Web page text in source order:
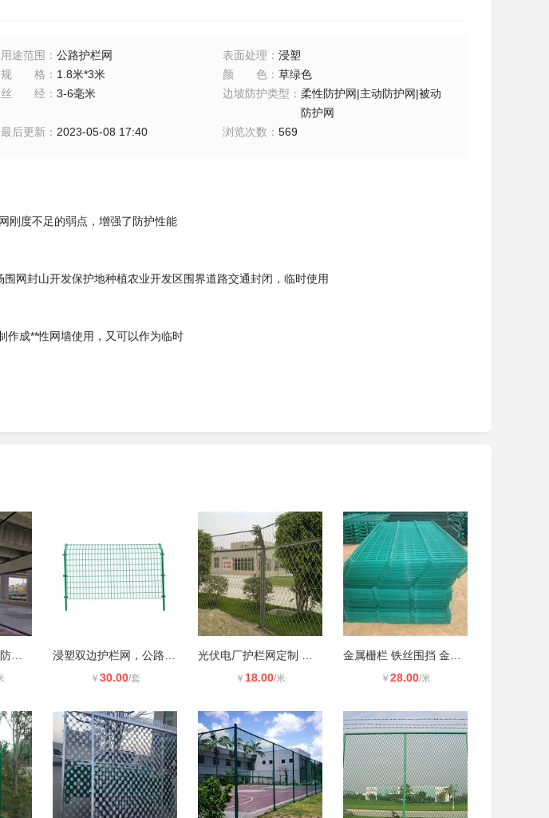
用途范围 ： 公路护栏网 表面处理 ：浸塑
规格 ： 1.8米*3米 颜色 ：草绿色
丝经： 3-6毫米 边坡防护类型 ：柔性防护网|主动防护网|被动
防护网
最后更新： 2023-05-08 17:40 浏览次数 ：569
刚度不足的弱点，增强了防护性能
网封山开发保护地种植农业开发区围界道路交通封闭，临时使用
作成**性网墙使用，又可以作为临时
￥ 30.00/套 ￥ 18.00/米 ￥ 28.00/米